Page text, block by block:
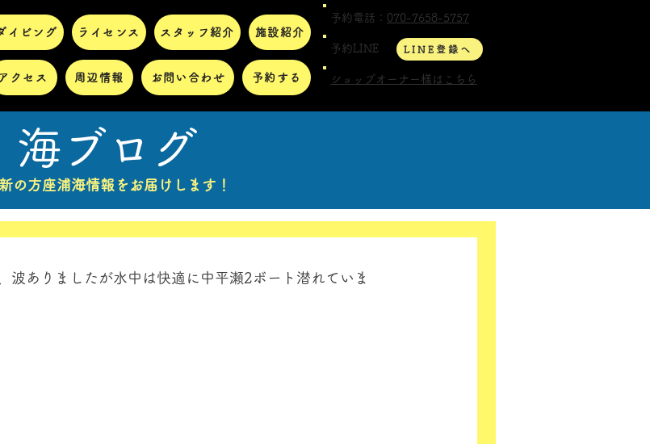
イビング ライセンス スタッフ紹介 施設紹介
アクセス 周辺情報 お問い合わせ 予約する
予約電話： 070-7658-5757
予約LINE LINE登録へ
ショップオーナー様はこちら
海ブログ
の方座浦海情報をお届けします！
波ありましたが水中は快適に中平瀬2ボート潜れていま